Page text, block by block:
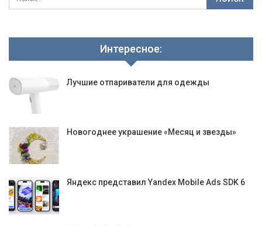
Интересное:
Лучшие отпариватели для одежды
Новогоднее украшение «Месяц и звезды»
Яндекс представил Yandex Mobile Ads SDK 6